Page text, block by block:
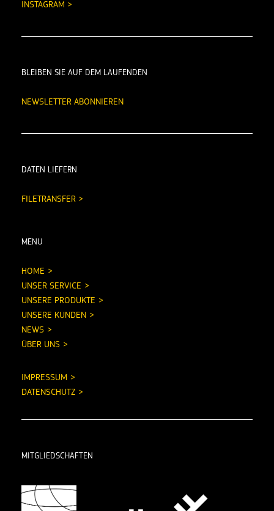
INSTAGRAM >
BLEIBEN SIE AUF DEM LAUFENDEN
NEWSLETTER ABONNIEREN
DATEN LIEFERN
FILETRANSFER >
MENU
HOME
UNSER SERVICE
UNSERE PRODUKTE
UNSERE KUNDEN
NEWS
ÜBER UNS
IMPRESSUM
DATENSCHUTZ
MITGLIEDSCHAFTEN